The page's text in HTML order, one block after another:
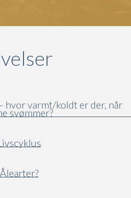
hvor varmt/koldt er der, når
svømmer?
Ålearter?